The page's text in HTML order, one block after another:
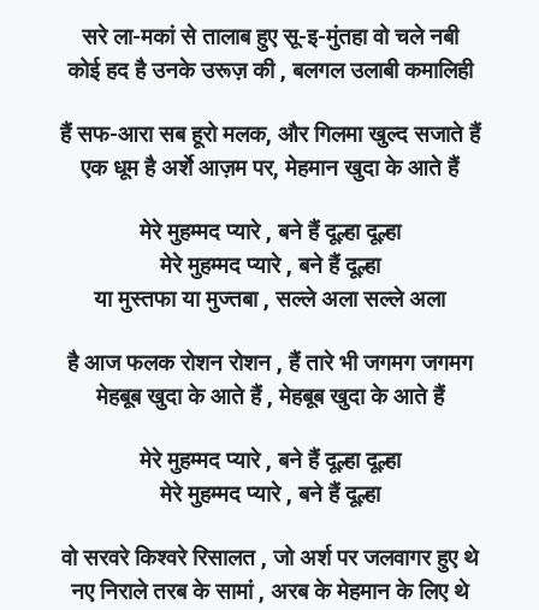
सरे ला-मकां से तालाब हुए सू-इ-मुंतहा वो चले नबी
कोई हद है उनके उरूज़ की , बलगल उलाबी कमालिही
हैं सफ-आरा सब हूरो मलक, और गिलमा खुल्द सजाते हैं
एक धूम है अर्शे आज़म पर, मेहमान खुदा के आते हैं
मेरे मुहम्मद प्यारे , बने हैं दूल्हा दूल्हा
मेरे मुहम्मद प्यारे , बने हैं दूल्हा
या मुस्तफा या मुज्तबा , सल्ले अला सल्ले अला
है आज फलक रोशन रोशन , हैं तारे भी जगमग जगमग
मेहबूब खुदा के आते हैं , मेहबूब खुदा के आते हैं
मेरे मुहम्मद प्यारे , बने हैं दूल्हा दूल्हा
मेरे मुहम्मद प्यारे , बने हैं दूल्हा
वो सरवरे किश्वरे रिसालत , जो अर्श पर जलवागर हुए थे
नए निराले तरब के सामां , अरब के मेहमान के लिए थे